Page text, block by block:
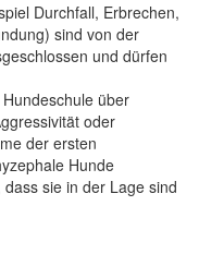
Durchfall, Erbrechen,
) sind von der
und dürfen
über
oder
der ersten
Hunde
sie in der Lage sind